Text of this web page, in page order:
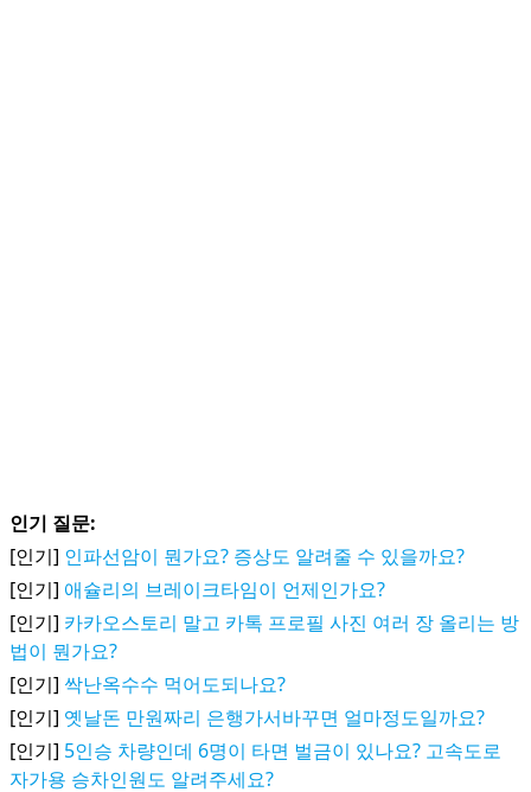
인기 질문:
[인기] 인파선암이 뭔가요? 증상도 알려줄 수 있을까요?
[인기] 애슐리의 브레이크타임이 언제인가요?
[인기] 카카오스토리 말고 카톡 프로필 사진 여러 장 올리는 방
법이 뭔가요?
[인기] 싹난옥수수 먹어도되나요?
[인기] 옛날돈 만원짜리 은행가서바꾸면 얼마정도일까요?
[인기] 5인승 차량인데 6명이 타면 벌금이 있나요? 고속도로
자가용 승차인원도 알려주세요?